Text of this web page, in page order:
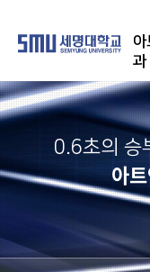
아
과
0.6초의
아